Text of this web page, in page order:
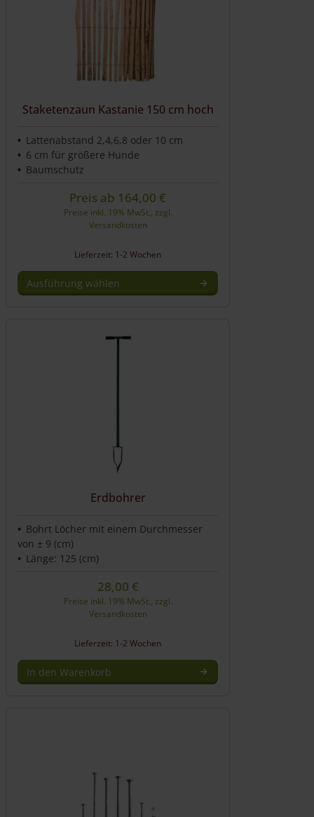
Staketenzaun Kastanie 150 cm hoch
Lattenabstand 2,4,6,8 oder 10 cm
6 cm für größere Hunde
Baumschutz
Preis ab 164,00 €
Preise inkl. 19% MwSt., zzgl.
Versandkosten
Lieferzeit: 1-2 Wochen
Ausführung wählen
Erdbohrer
Bohrt Löcher mit einem Durchmesser
von ± 9 (cm)
Länge: 125 (cm)
28,00 €
Preise inkl. 19% MwSt., zzgl.
Versandkosten
Lieferzeit: 1-2 Wochen
In den Warenkorb